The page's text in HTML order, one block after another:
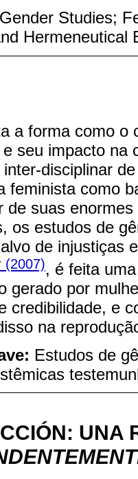
Gender Studies;
Hermeneutical
a forma como o
seu impacto na
disciplinar
feminista como
de suas
os estudos de
de injustiças
(2007), é feita
gerado por
credibilidade, e
na
Estudos de
UNA